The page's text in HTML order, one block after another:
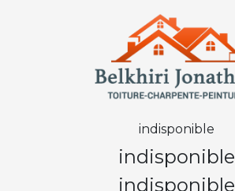
indisponible
indisponible
indisponible